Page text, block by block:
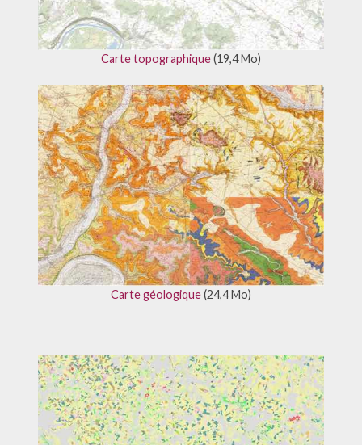
Carte topographique(19,4 Mo)
Carte géologique(24,4 Mo)